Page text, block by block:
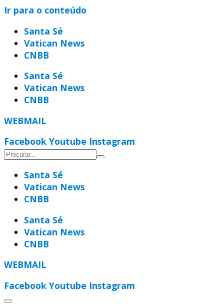
Ir para o conteúdo
Santa Sé
Vatican News
CNBB
Santa Sé
Vatican News
CNBB
WEBMAIL
Facebook Youtube Instagram
Santa Sé
Vatican News
CNBB
Santa Sé
Vatican News
CNBB
WEBMAIL
Facebook Youtube Instagram